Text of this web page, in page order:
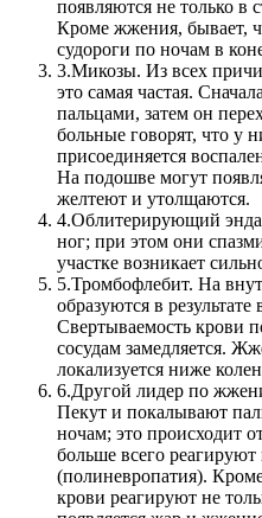
появляются не только в
Кроме жжения, бывает,
судороги по ночам в
3.Микозы. Из всех
это самая частая.
пальцами, затем он
больные говорят, что у
присоединяется
На подошве могут
желтеют и утолщаются.
4.Облитерирующий
ног; при этом они
участке возникает
5.Тромбофлебит. На
образуются в
Свертываемость крови
сосудам замедляется.
локализуется ниже
6.Другой лидер по
Пекут и покалывают
ночам; это происходит
больше всего
(полиневропатия).
крови реагируют не